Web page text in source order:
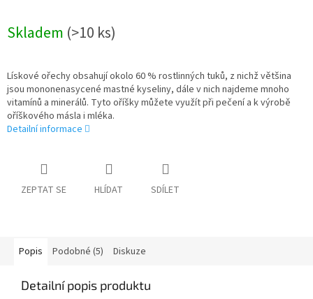
Skladem (>10 ks)
Lískové ořechy obsahují okolo 60 % rostlinných tuků, z nichž většina
jsou mononenasycené mastné kyseliny, dále v nich najdeme mnoho
vitamínů a minerálů. Tyto oříšky můžete využít při pečení a k výrobě
oříškového másla i mléka.
Detailní informace
ZEPTAT SE HLÍDAT SDÍLET
Popis Podobné (5) Diskuze
Detailní popis produktu